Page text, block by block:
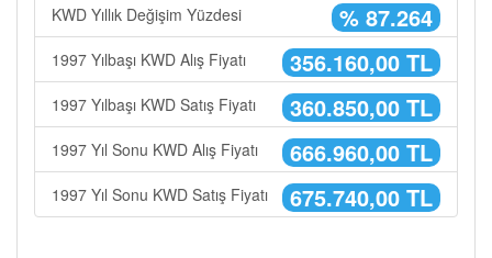
% 87.264
KWD Yıllık Değişim Yüzdesi
356.160,00 TL
1997 Yılbaşı KWD Alış Fiyatı
360.850,00 TL
1997 Yılbaşı KWD Satış Fiyatı
666.960,00 TL
1997 Yıl Sonu KWD Alış Fiyatı
675.740,00 TL
1997 Yıl Sonu KWD Satış Fiyatı